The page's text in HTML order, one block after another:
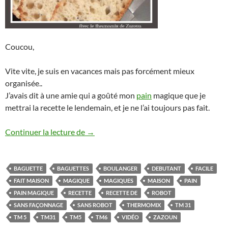
Coucou,
Vite vite, je suis en vacances mais pas forcément mieux
organisée..
J’avais dit à une amie qui a goûté mon pain magique que je
mettrai la recette le lendemain, et je ne l’ai toujours pas fait.
Continuer la lecture de Pain magique de Zazoun aux céréales
→
BAGUETTE BAGUETTES BOULANGER DEBUTANT
FACILE
FAIT MAISON
MAGIQUE MAGIQUES MAISON
PAIN
PAIN MAGIQUE
RECETTE RECETTE DE
ROBOT
SANS FAÇONNAGE
SANS ROBOT THERMOMIX
TM 31
TM 5
TM31 TM5 TM6 VIDÉO ZAZOUN